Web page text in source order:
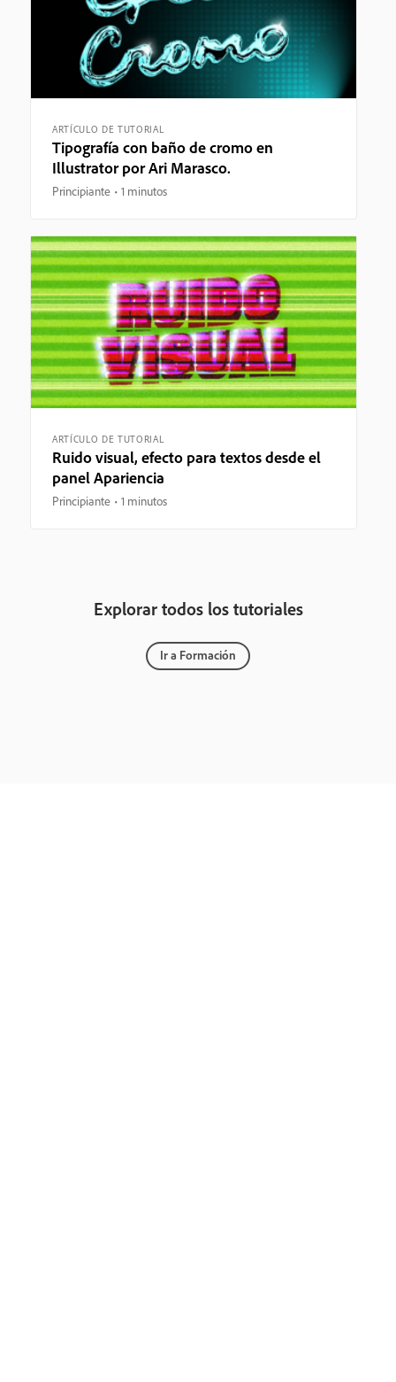
ARTÍCULO DE TUTORIAL
Tipografía con baño de cromo en
Illustrator por Ari Marasco.
Principiante 1 minutos
ARTÍCULO DE TUTORIAL
Ruido visual, efecto para textos desde el
panel Apariencia
Principiante 1 minutos
Explorar todos los tutoriales
Ir a Formación